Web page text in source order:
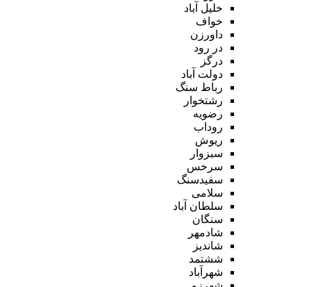
خلیل آباد
خواف
داورزن
در رود
درگز
دولت آباد
رباط سنگ
رشتخوار
رضویه
روداب
ریوش
سبزوار
سرخس
سفیدسنگ
سلامی
سلطان آباد
سنگان
شادمهر
شاندیز
ششتمد
شهرآباد